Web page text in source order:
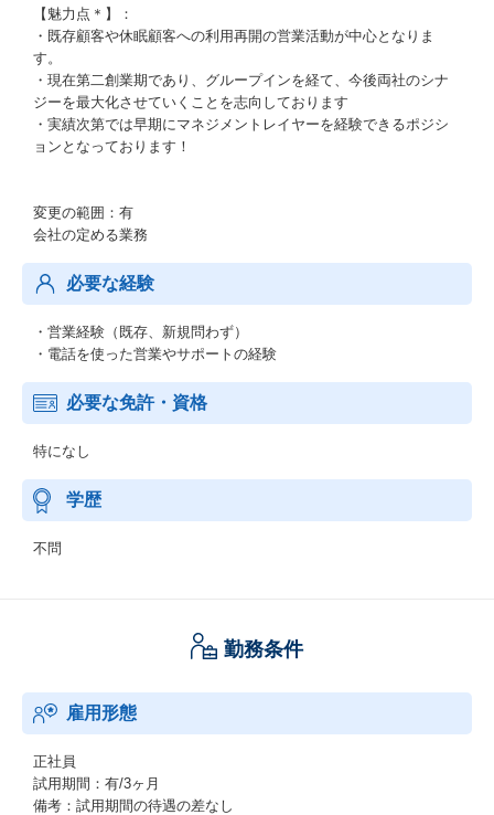
【魅力点＊】：
・既存顧客や休眠顧客への利用再開の営業活動が中心となりま
す。
・現在第二創業期であり、グループインを経て、今後両社のシナ
ジーを最大化させていくことを志向しております
・実績次第では早期にマネジメントレイヤーを経験できるポジシ
ョンとなっております！
変更の範囲：有
会社の定める業務
必要な経験
・営業経験（既存、新規問わず）
・電話を使った営業やサポートの経験
必要な免許・資格
特になし
学歴
不問
勤務条件
雇用形態
正社員
試用期間：有/3ヶ月
備考：試用期間の待遇の差なし